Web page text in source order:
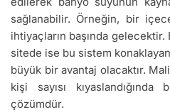
sağlanabilir. Örneğin, bir
ihtiyaçların başında
sitede ise bu sistem
büyük bir avantaj olacaktır.
kişi sayısı
çözümdür.